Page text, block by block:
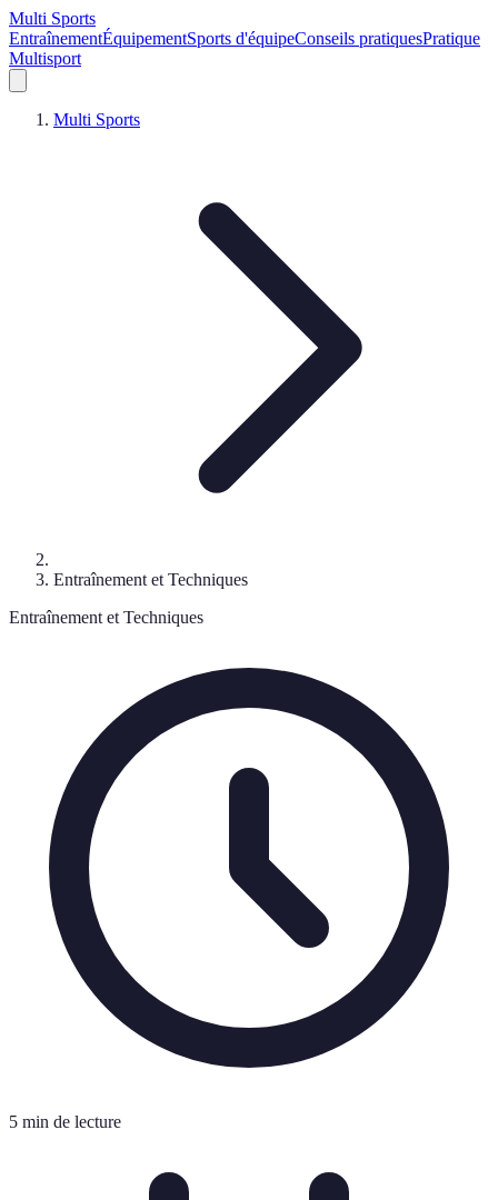
Multi Sports
EntraînementÉquipementSports d'équipeConseils pratiquesPratique
Multisport
Multi Sports
Entraînement et Techniques
Entraînement et Techniques
5 min de lecture